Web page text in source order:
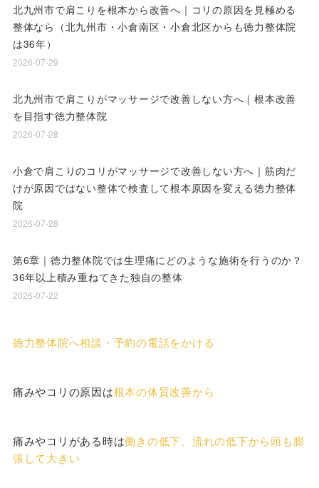
北九州市で肩こりを根本から改善へ｜コリの原因を見極める
整体なら（北九州市・小倉南区・小倉北区からも徳力整体院
は36年）
2026-07-29
北九州市で肩こりがマッサージで改善しない方へ｜根本改善
を目指す徳力整体院
2026-07-28
小倉で肩こりのコリがマッサージで改善しない方へ｜筋肉だ
けが原因ではない整体で検査して根本原因を変える徳力整体
院
2026-07-28
第6章｜徳力整体院では生理痛にどのような施術を行うのか？
36年以上積み重ねてきた独自の整体
2026-07-22
徳力整体院へ相談・予約の電話をかける
痛みやコリの原因は根本の体質改善から
痛みやコリがある時は働きの低下、流れの低下から頭も膨
張して大きい